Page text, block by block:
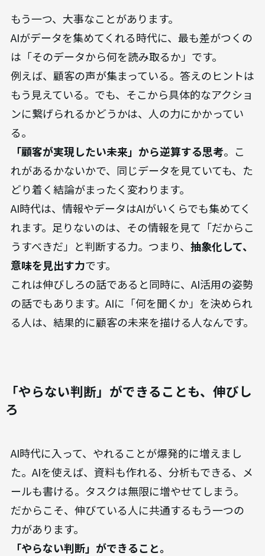
もう一つ、大事なことがあります。
AIがデータを集めてくれる時代に、最も差がつくの
は「そのデータから何を読み取るか」です。
例えば、顧客の声が集まっている。答えのヒントは
もう見えている。でも、そこから具体的なアクショ
ンに繋げられるかどうかは、人の力にかかってい
る。
「顧客が実現したい未来」から逆算する思考。こ
れがあるかないかで、同じデータを見ていても、た
どり着く結論がまったく変わります。
AI時代は、情報やデータはAIがいくらでも集めてく
れます。足りないのは、その情報を見て「だからこ
うすべきだ」と判断する力。つまり、 抽象化して、
意味を見出す力です。
これは伸びしろの話であると同時に、AI活用の姿勢
の話でもあります。AIに「何を聞くか」を決められ
る人は、結果的に顧客の未来を描ける人なんです。
「やらない判断」ができることも、伸びし
ろ
AI時代に入って、やれることが爆発的に増えまし
た。AIを使えば、資料も作れる、分析もできる、メ
ールも書ける。タスクは無限に増やせてしまう。
だからこそ、伸びている人に共通するもう一つの
力があります。
「やらない判断」ができること。